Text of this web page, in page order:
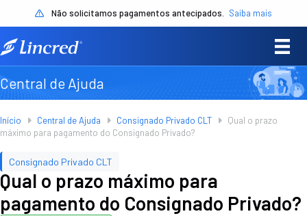
Não solicitamos pagamentos antecipados. Saiba mais
Central de Ajuda
Início Central de Ajuda Consignado Privado CLT
Qual o prazo
máximo para pagamento do Consignado Privado?
Consignado Privado CLT
Qual o prazo máximo para
pagamento do Consignado Privado?